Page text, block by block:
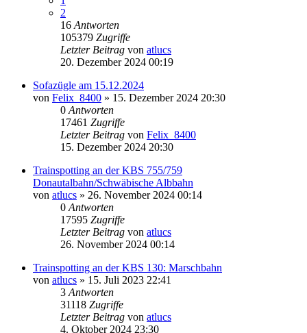
2
16 Antworten
105379 Zugriffe
Letzter Beitrag von atlucs
20. Dezember 2024 00:19
Sofazügle am 15.12.2024
von Felix_8400 » 15. Dezember 2024 20:30
0 Antworten
17461 Zugriffe
Letzter Beitrag von Felix_8400
15. Dezember 2024 20:30
Trainspotting an der KBS 755/759
Donautalbahn/Schwäbische Albbahn
von atlucs » 26. November 2024 00:14
0 Antworten
17595 Zugriffe
Letzter Beitrag von atlucs
26. November 2024 00:14
Trainspotting an der KBS 130: Marschbahn
von atlucs » 15. Juli 2023 22:41
3 Antworten
31118 Zugriffe
Letzter Beitrag von atlucs
4. Oktober 2024 23:30